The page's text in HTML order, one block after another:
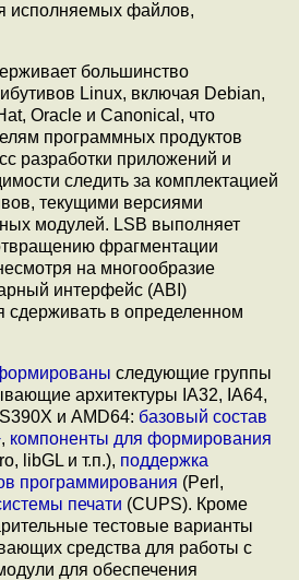
исполняемых файлов,
большинство
Linux, включая Debian,
Oracle и Canonical, что
программных продуктов
разработки приложений и
следить за комплектацией
текущими версиями
модулей. LSB выполняет
фрагментации
на многообразие
интерфейс (ABI)
сдерживать в определенном
следующие группы
архитектуры IA32, IA64,
и AMD64: базовый состав
, компоненты для формирования
libGL и т.п.), поддержка
программирования (Perl,
печати (CUPS). Кроме
тестовые варианты
средства для работы с
для обеспечения